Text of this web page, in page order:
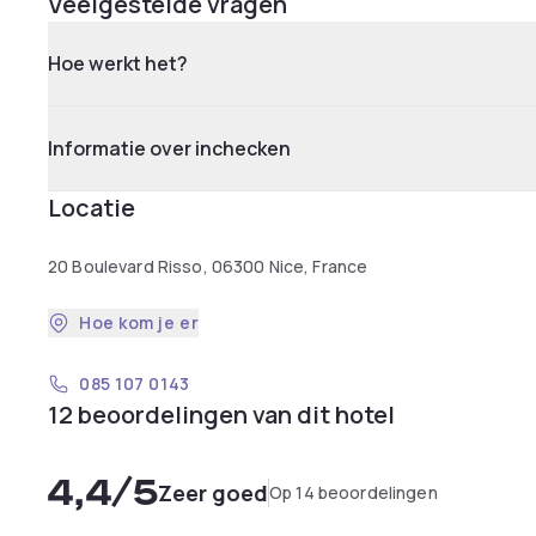
Hoe werkt het?
Informatie over inchecken
Locatie
20 Boulevard Risso, 06300 Nice, France
Hoe kom je er
085 107 0143
12 beoordelingen van dit hotel
4,4/5Zeer goedOp 14 beoordelingen